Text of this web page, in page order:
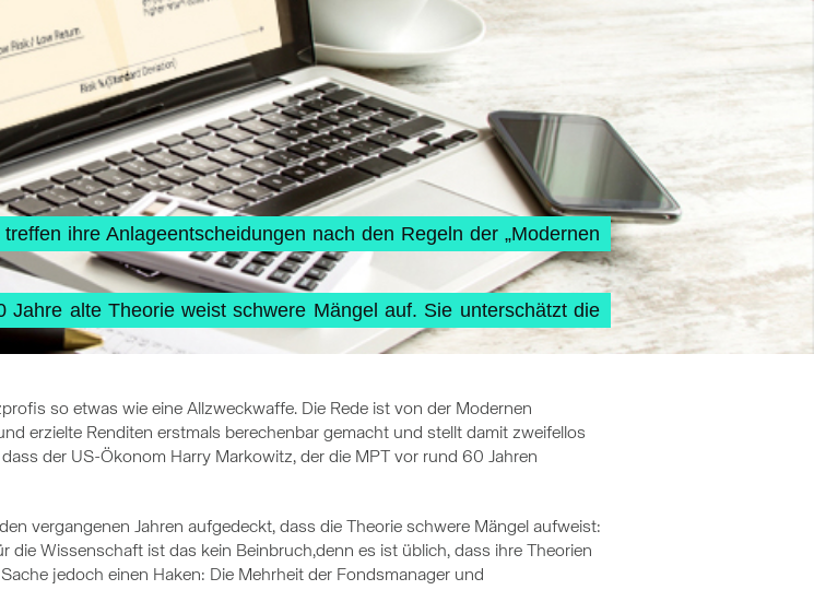
ihre Anlageentscheidungen nach den Regeln der „Modernen
alte Theorie weist schwere Mängel auf. Sie unterschätzt die
so etwas wie eine Allzweckwaffe. Die Rede ist von der Modernen
erzielte Renditen erstmals berechenbar gemacht und stellt damit zweifellos
der US-Ökonom Harry Markowitz, der die MPT vor rund 60 Jahren
vergangenen Jahren aufgedeckt, dass die Theorie schwere Mängel aufweist:
die Wissenschaft ist das kein Beinbruch,denn es ist üblich, dass ihre Theorien
jedoch einen Haken: Die Mehrheit der Fondsmanager und